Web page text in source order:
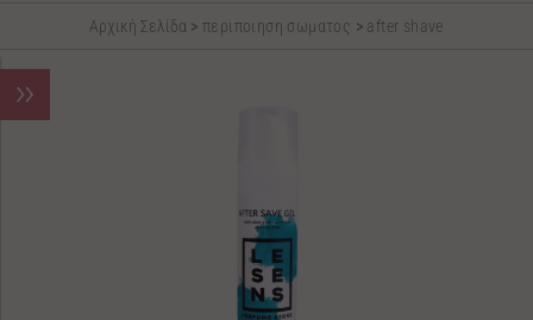
Αρχική Σελίδα > περιποιηση σωματος > after shave